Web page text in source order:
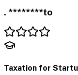
. ********to
Taxation for